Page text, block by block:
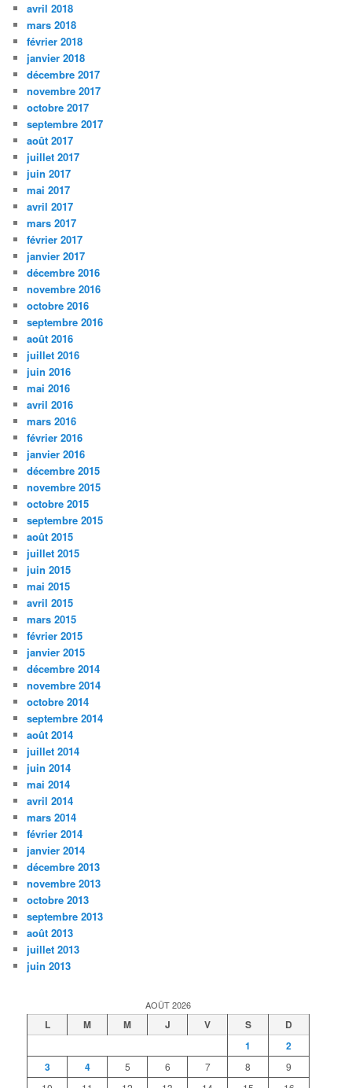
avril 2018
mars 2018
février 2018
janvier 2018
décembre 2017
novembre 2017
octobre 2017
septembre 2017
août 2017
juillet 2017
juin 2017
mai 2017
avril 2017
mars 2017
février 2017
janvier 2017
décembre 2016
novembre 2016
octobre 2016
septembre 2016
août 2016
juillet 2016
juin 2016
mai 2016
avril 2016
mars 2016
février 2016
janvier 2016
décembre 2015
novembre 2015
octobre 2015
septembre 2015
août 2015
juillet 2015
juin 2015
mai 2015
avril 2015
mars 2015
février 2015
janvier 2015
décembre 2014
novembre 2014
octobre 2014
septembre 2014
août 2014
juillet 2014
juin 2014
mai 2014
avril 2014
mars 2014
février 2014
janvier 2014
décembre 2013
novembre 2013
octobre 2013
septembre 2013
août 2013
juillet 2013
juin 2013
AOÛT 2026
L M M J V S
D
1
2
3
4 5 6 7 8
9